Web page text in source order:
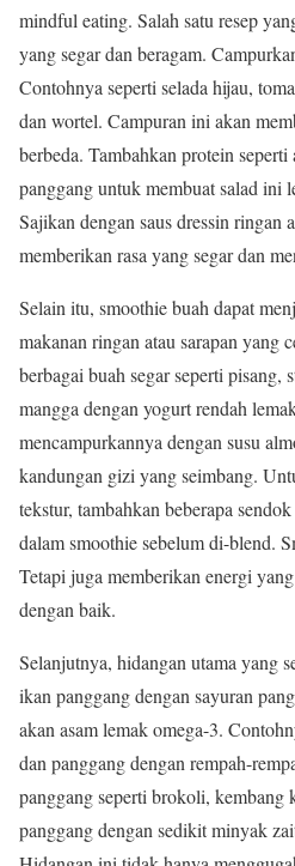
mindful eating. Salah satu resep
yang segar dan beragam.
Contohnya seperti selada hijau,
dan wortel. Campuran ini akan
berbeda. Tambahkan protein
panggang untuk membuat salad ini
Sajikan dengan saus dressin ringan
memberikan rasa yang segar dan
Selain itu, smoothie buah dapat
makanan ringan atau sarapan yang
berbagai buah segar seperti pisang,
mangga dengan yogurt rendah
mencampurkannya dengan susu
kandungan gizi yang seimbang.
tekstur, tambahkan beberapa
dalam smoothie sebelum di-blend.
Tetapi juga memberikan energi
dengan baik.
Selanjutnya, hidangan utama yang
ikan panggang dengan sayuran
akan asam lemak omega-3.
dan panggang dengan rempah-
panggang seperti brokoli, kembang
panggang dengan sedikit minyak